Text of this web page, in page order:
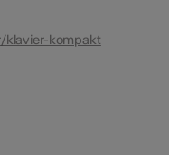
klavier-kompakt